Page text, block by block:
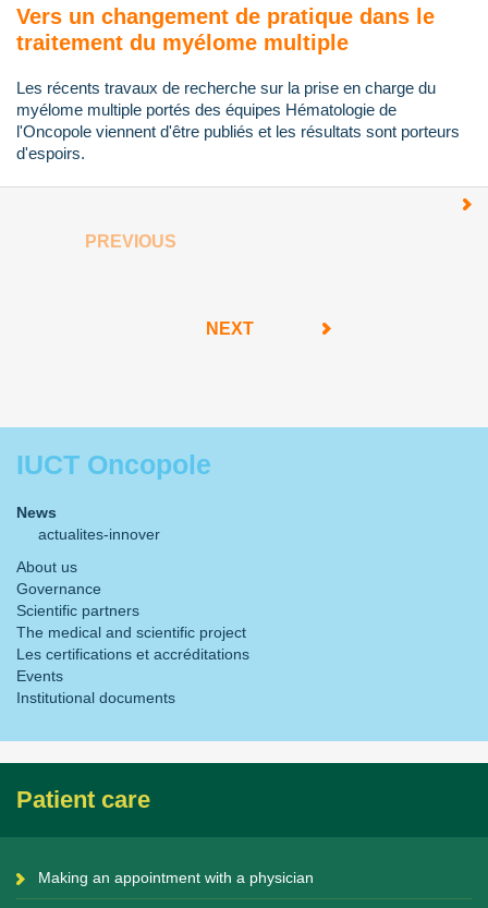
Vers un changement de pratique dans le
traitement du myélome multiple
Les récents travaux de recherche sur la prise en charge du
myélome multiple portés des équipes Hématologie de
l'Oncopole viennent d'être publiés et les résultats sont porteurs
d'espoirs.
PREVIOUS
NEXT
IUCT Oncopole
News
actualites-innover
About us
Governance
Scientific partners
The medical and scientific project
Les certifications et accréditations
Events
Institutional documents
Patient care
Making an appointment with a physician